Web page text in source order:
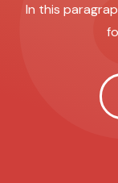
In this